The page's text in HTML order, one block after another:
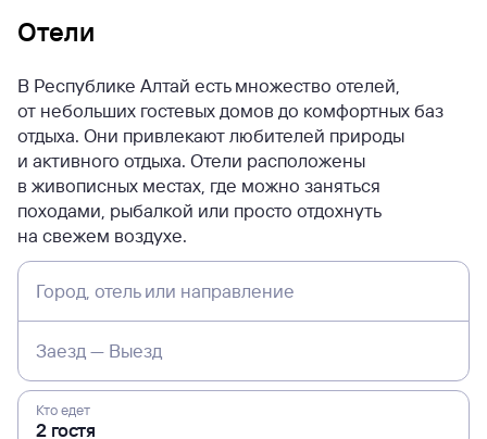
Отели
В Республике Алтай есть множество отелей,
от небольших гостевых домов до комфортных баз
отдыха. Они привлекают любителей природы
и активного отдыха. Отели расположены
в живописных местах, где можно заняться
походами, рыбалкой или просто отдохнуть
на свежем воздухе.
Город, отель или направление
Заезд — Выезд
Кто едет